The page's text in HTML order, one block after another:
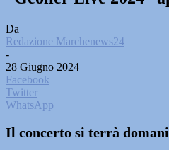
Da
Redazione Marchenews24
-
28 Giugno 2024
Facebook
Twitter
WhatsApp
Il concerto si terrà